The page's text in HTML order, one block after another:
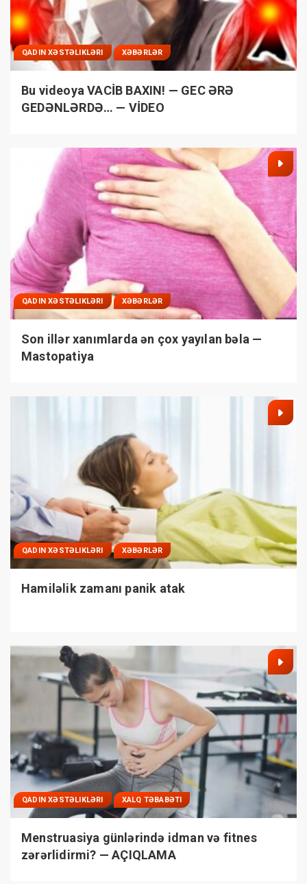
QADIN XƏSTƏLIKLƏRI XƏBƏRLƏR
Bu videoya VACİB BAXIN! — GEC ƏRƏ
GEDƏNLƏRDƏ… — VİDEO
QADIN XƏSTƏLIKLƏRI XƏBƏRLƏR
Son illər xanımlarda ən çox yayılan bəla —
Mastopatiya
QADIN XƏSTƏLIKLƏRI XƏBƏRLƏR
Hamiləlik zamanı panik atak
QADIN XƏSTƏLIKLƏRI XALQ TƏBABƏTI
Menstruasiya günlərində idman və fitnes
zərərlidirmi? — AÇIQLAMA